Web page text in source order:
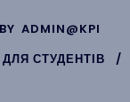
BY ADMIN@KPI
СТУДЕНТІВ